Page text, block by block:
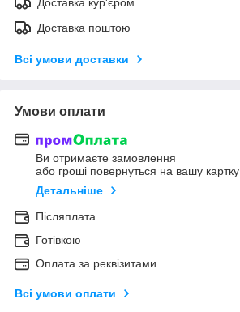
Доставка поштою
Всі умови доставки
Умови оплати
Ви отримаєте замовлення
або гроші повернуться на вашу картку
Детальніше
Післяплата
Готівкою
Оплата за реквізитами
Всі умови оплати